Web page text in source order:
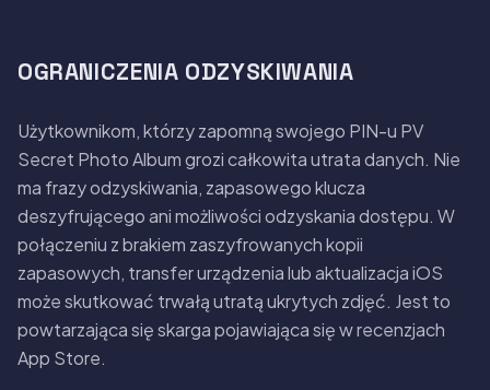
OGRANICZENIA ODZYSKIWANIA
Użytkownikom, którzy zapomną swojego PIN-u PV
Secret Photo Album grozi całkowita utrata danych. Nie
ma frazy odzyskiwania, zapasowego klucza
deszyfrującego ani możliwości odzyskania dostępu. W
połączeniu z brakiem zaszyfrowanych kopii
zapasowych, transfer urządzenia lub aktualizacja iOS
może skutkować trwałą utratą ukrytych zdjęć. Jest to
powtarzająca się skarga pojawiająca się w recenzjach
App Store.